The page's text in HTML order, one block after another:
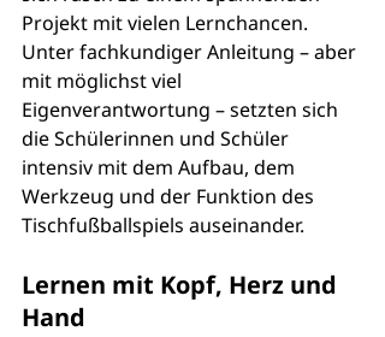
Projekt mit vielen Lernchancen.
Unter fachkundiger Anleitung – aber
mit möglichst viel
Eigenverantwortung – setzten sich
die Schülerinnen und Schüler
intensiv mit dem Aufbau, dem
Werkzeug und der Funktion des
Tischfußballspiels auseinander.
Lernen mit Kopf, Herz und
Hand